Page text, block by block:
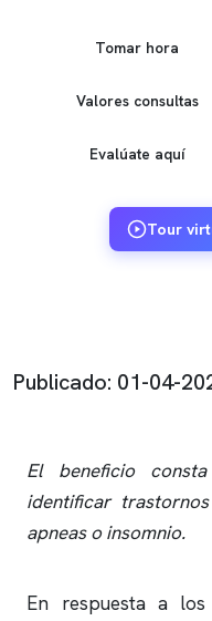
Tomar hora
Valores consultas
Evalúate aquí
Tour
Publicado: 01-04-
El beneficio
identificar
apneasoinsomnio.
En respuesta a los